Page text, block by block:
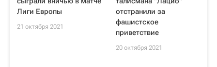
Лиги Европы
21 октября 2021
отстранили за
фашистское
приветствие
20 октября 2021